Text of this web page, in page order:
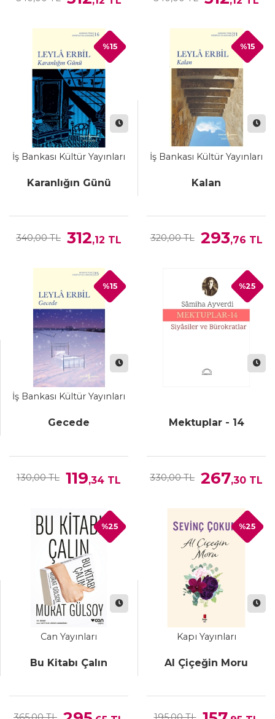
İş Bankası Kültür Yayınları
Karanlığın Günü
340,00 TL 312,12 TL
%15
İş Bankası Kültür Yayınları
Kalan
320,00 TL 293,76 TL
%15
İş Bankası Kültür Yayınları
Gecede
130,00 TL 119,34 TL
%15
Mektuplar - 14
330,00 TL 267,30 TL
%25
Can Yayınları
Bu Kitabı Çalın
%25
Kapı Yayınları
Al Çiçeğin Moru
%25